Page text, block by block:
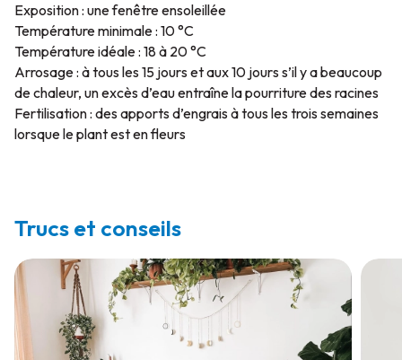
Exposition : une fenêtre ensoleillée
Température minimale : 10 °C
Température idéale : 18 à 20 °C
Arrosage : à tous les 15 jours et aux 10 jours s’il y a beaucoup
de chaleur, un excès d’eau entraîne la pourriture des racines
Fertilisation : des apports d’engrais à tous les trois semaines
lorsque le plant est en fleurs
Trucs et conseils